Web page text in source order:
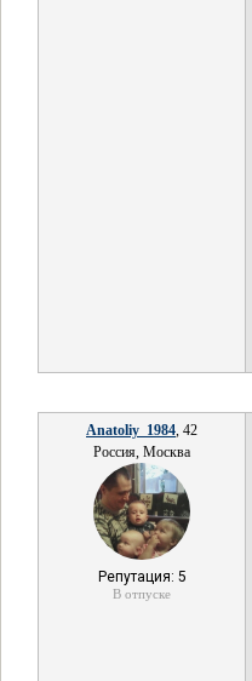
Anatoliy_1984, 42
Россия, Москва
Репутация: 5
В отпуске